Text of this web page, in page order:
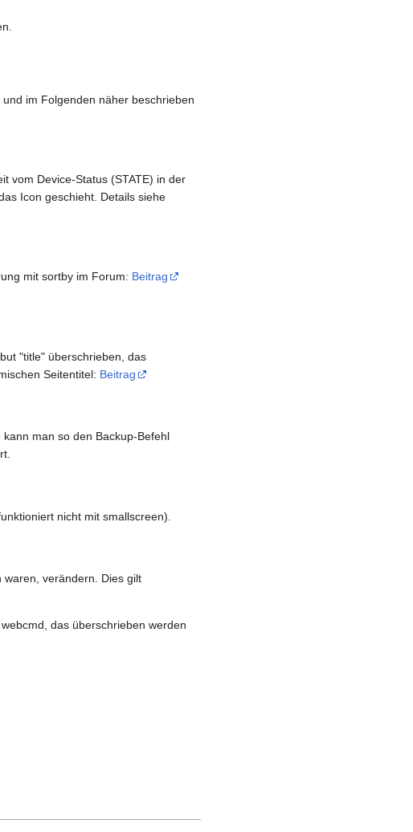
im Folgenden näher beschrieben
vom Device-Status (STATE) in der
Icon geschieht. Details siehe
mit sortby im Forum: Beitrag
"title" überschrieben, das
Seitentitel: Beitrag
man so den Backup-Befehl
nicht mit smallscreen).
verändern. Dies gilt
das überschrieben werden